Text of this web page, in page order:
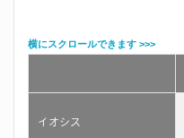
イオシス